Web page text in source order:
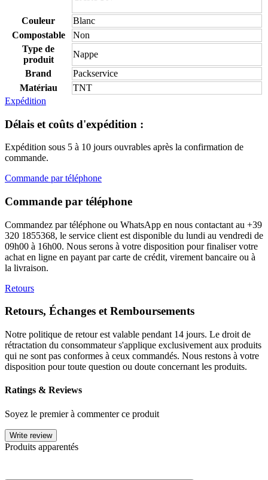
Couleur
Blanc
Compostable
Non
Type de
produit
Nappe
Brand
Packservice
Matériau
TNT
Expédition
Délais et coûts d'expédition :
Expédition sous 5 à 10 jours ouvrables après la confirmation de
commande.
Commande par téléphone
Commande par téléphone
Commandez par téléphone ou WhatsApp en nous contactant au +39
320 1855368, le service client est disponible du lundi au vendredi de
09h00 à 16h00. Nous serons à votre disposition pour finaliser votre
achat en ligne en payant par carte de crédit, virement bancaire ou à
la livraison.
Retours
Retours, Échanges et Remboursements
Notre politique de retour est valable pendant 14 jours. Le droit de
rétractation du consommateur s'applique exclusivement aux produits
qui ne sont pas conformes à ceux commandés. Nous restons à votre
disposition pour toute question ou doute concernant les produits.
Ratings & Reviews
Soyez le premier à commenter ce produit
Write review
Produits apparentés